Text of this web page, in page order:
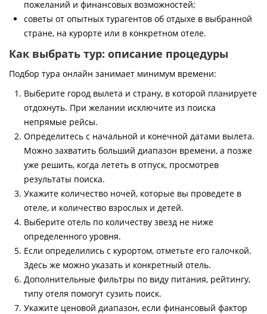
пожеланий и финансовых возможностей;
советы от опытных турагентов об отдыхе в выбранной
стране, на курорте или в конкретном отеле.
Как выбрать тур: описание процедуры
Подбор тура онлайн занимает минимум времени:
Выберите город вылета и страну, в которой планируете
отдохнуть. При желании исключите из поиска
непрямые рейсы.
Определитесь с начальной и конечной датами вылета.
Можно захватить больший диапазон времени, а позже
уже решить, когда лететь в отпуск, просмотрев
результаты поиска.
Укажите количество ночей, которые вы проведете в
отеле, и количество взрослых и детей.
Выберите отель по количеству звезд не ниже
определенного уровня.
Если определились с курортом, отметьте его галочкой.
Здесь же можно указать и конкретный отель.
Дополнительные фильтры по виду питания, рейтингу,
типу отеля помогут сузить поиск.
Укажите ценовой диапазон, если финансовый фактор